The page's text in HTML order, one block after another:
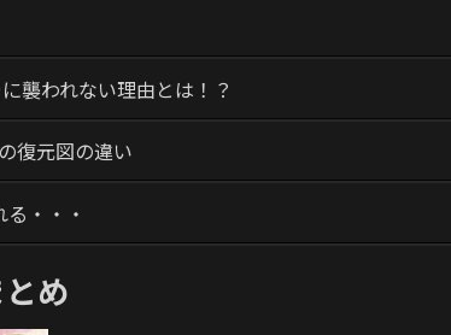
襲われない理由とは！？
復元図の違い
・・・
め